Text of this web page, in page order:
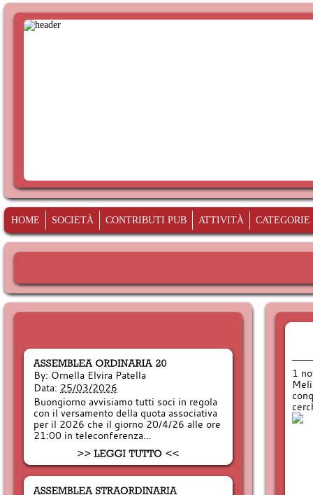
HOME SOCIETÀ CONTRIBUTI PUB ATTIVITÀ CATEGORIE
By: Ornella Elvira Patella
Data: 25/03/2026
Buongiorno avvisiamo tutti soci in regola
con il versamento della quota associativa
per il 2026 che il giorno 20/4/26 alle ore
21:00 in teleconferenza…
1